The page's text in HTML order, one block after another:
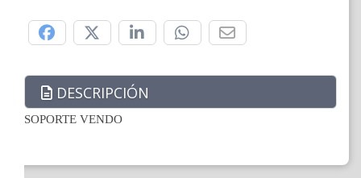
DESCRIPCIÓN
SOPORTE VENDO